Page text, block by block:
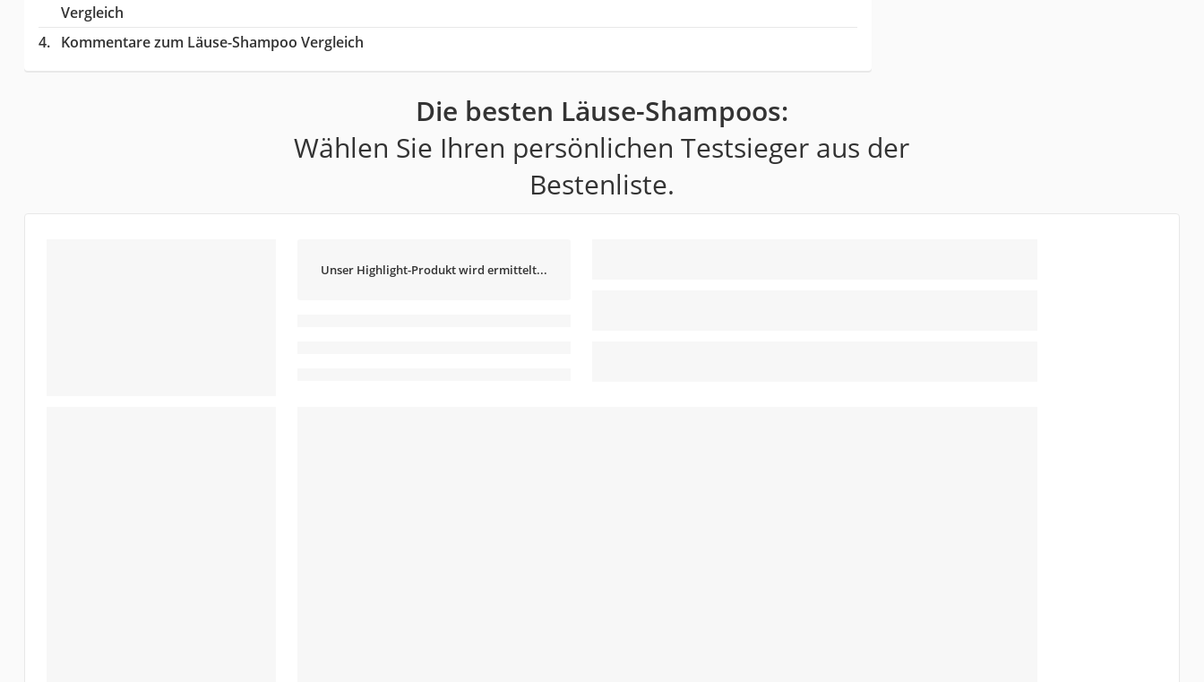
Vergleich
Kommentare zum Läuse-Shampoo Vergleich
Die besten Läuse-Shampoos:
Wählen Sie Ihren persönlichen Testsieger aus der
Bestenliste.
Unser Highlight-Produkt wird ermittelt...